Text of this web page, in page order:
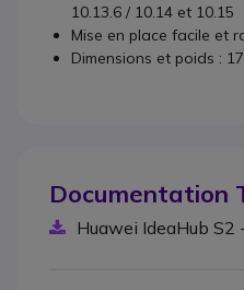
10.13.6 / 10.14 et 10.15
Mise en place facile et
Dimensions et poids :
Documentation
Huawei IdeaHub S2